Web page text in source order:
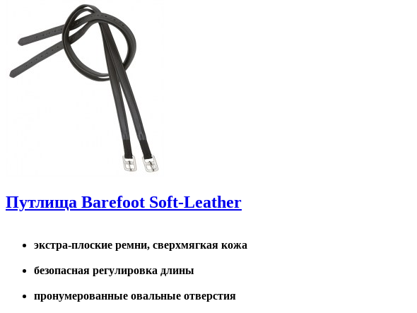
Путлища Barefoot Soft-Leather
экстра-плоские ремни, сверхмягкая кожа
безопасная регулировка длины
пронумерованные овальные отверстия